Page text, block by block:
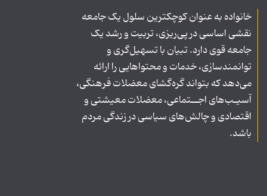
خانواده به عنوان کوچکترین سلول یک جامعه
نقشی اساسی در پی‌ریزی، تربیت و رشد یک
جامعه قوی دارد. تبیان با تسهیل‌گری و
توانمندسازی، خدمات و محتواهایی را ارائه
می‌دهد که بتواند گره‌گشای معضلات فرهنگی،
آسیـب‌های اجــتماعی، معضلات معیشتی و
اقتصادی و چالش‌های سیاسی در زندگی مردم
باشد.